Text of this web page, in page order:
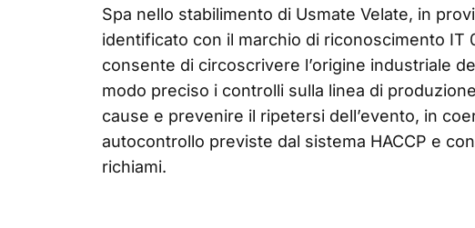
Spa nello stabilimento di Usmate Velate, in
identificato con il marchio di riconoscimento IT
consente di circoscrivere l’origine industriale
modo preciso i controlli sulla linea di
cause e prevenire il ripetersi dell’evento, in
autocontrollo previste dal sistema HACCP e
richiami.